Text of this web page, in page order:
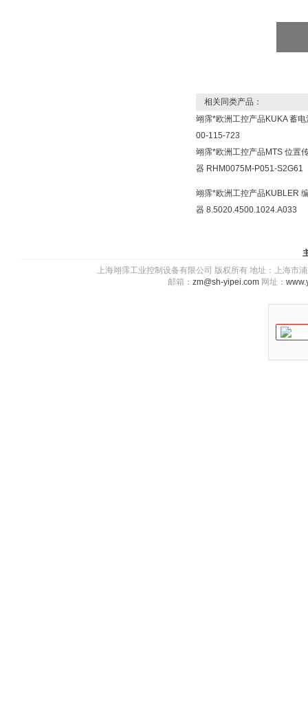
相关同类产品：
翊霈*欧洲工控产品KUKA 蓄电
00-115-723
翊霈*欧洲工控产品MTS 位置
器 RHM0075M-P051-S2G61
翊霈*欧洲工控产品KUBLER
器 8.5020.4500.1024.A033
上海翊霈工业控制设备有限公司 版权所有 地址：上海
邮箱： zm@sh-yipei.com 网址：